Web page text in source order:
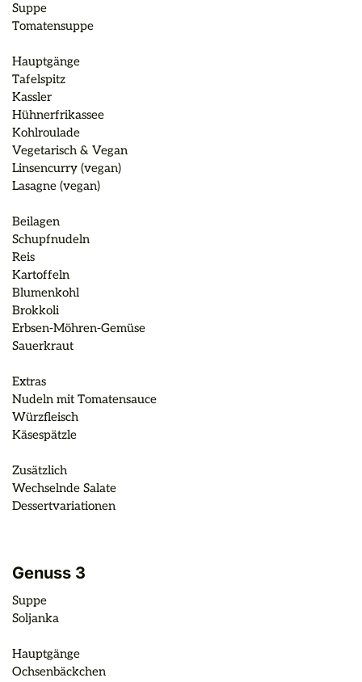
Suppe
Tomatensuppe
Hauptgänge
Tafelspitz
Kassler
Hühnerfrikassee
Kohlroulade
Vegetarisch & Vegan
Linsencurry (vegan)
Lasagne (vegan)
Beilagen
Schupfnudeln
Reis
Kartoffeln
Blumenkohl
Brokkoli
Erbsen-Möhren-Gemüse
Sauerkraut
Extras
Nudeln mit Tomatensauce
Würzfleisch
Käsespätzle
Zusätzlich
Wechselnde Salate
Dessertvariationen
Genuss 3
Suppe
Soljanka
Hauptgänge
Ochsenbäckchen